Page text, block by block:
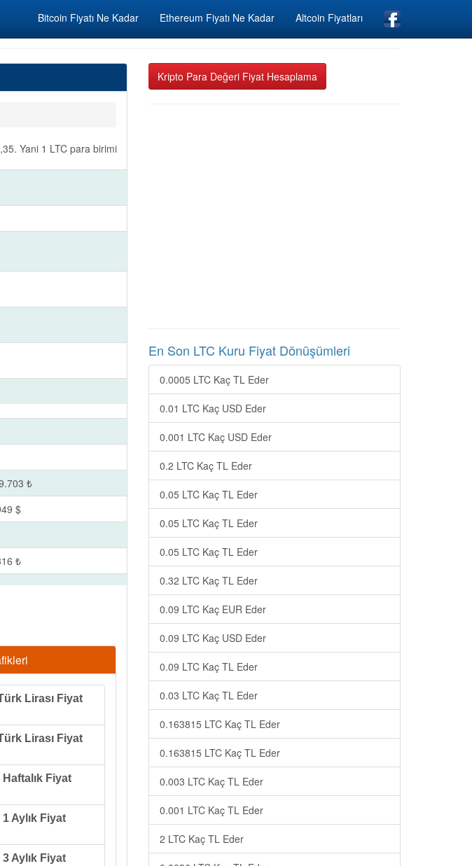
Bitcoin Fiyatı Ne Kadar Ethereum Fiyatı Ne Kadar Altcoin Fiyatları
Yani 1 LTC para birimi
₺
$
₺
Lirası Fiyat
Lirası Fiyat
Fiyat
Aylık Fiyat
Aylık Fiyat
Kripto Para Değeri Fiyat Hesaplama
En Son LTC Kuru Fiyat Dönüşümleri
0.0005 LTC Kaç TL Eder
0.01 LTC Kaç USD Eder
0.001 LTC Kaç USD Eder
0.2 LTC Kaç TL Eder
0.05 LTC Kaç TL Eder
0.05 LTC Kaç TL Eder
0.05 LTC Kaç TL Eder
0.32 LTC Kaç TL Eder
0.09 LTC Kaç EUR Eder
0.09 LTC Kaç USD Eder
0.09 LTC Kaç TL Eder
0.03 LTC Kaç TL Eder
0.163815 LTC Kaç TL Eder
0.163815 LTC Kaç TL Eder
0.003 LTC Kaç TL Eder
0.001 LTC Kaç TL Eder
2 LTC Kaç TL Eder